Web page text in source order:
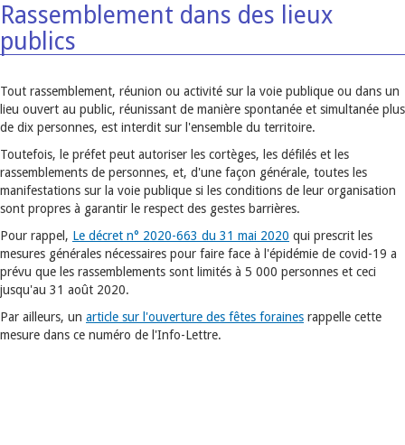
Rassemblement dans des lieux
publics
Tout rassemblement, réunion ou activité sur la voie publique ou dans un
lieu ouvert au public, réunissant de manière spontanée et simultanée plus
de dix personnes, est interdit sur l'ensemble du territoire.
Toutefois, le préfet peut autoriser les cortèges, les défilés et les
rassemblements de personnes, et, d'une façon générale, toutes les
manifestations sur la voie publique si les conditions de leur organisation
sont propres à garantir le respect des gestes barrières.
Pour rappel, Le décret n° 2020-663 du 31 mai 2020 qui prescrit les
mesures générales nécessaires pour faire face à l'épidémie de covid-19 a
prévu que les rassemblements sont limités à 5 000 personnes et ceci
jusqu'au 31 août 2020.
Par ailleurs, un article sur l'ouverture des fêtes foraines rappelle cette
mesure dans ce numéro de l'Info-Lettre.